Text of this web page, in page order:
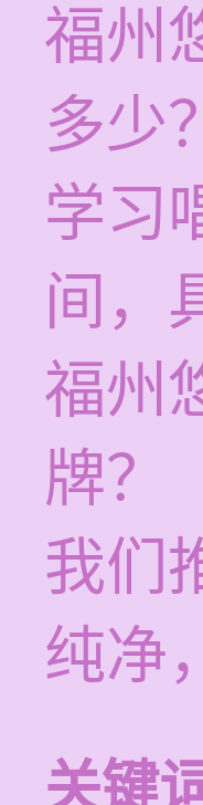
福州
多少？
学习
间，
福州
牌？
我们
纯净
关键